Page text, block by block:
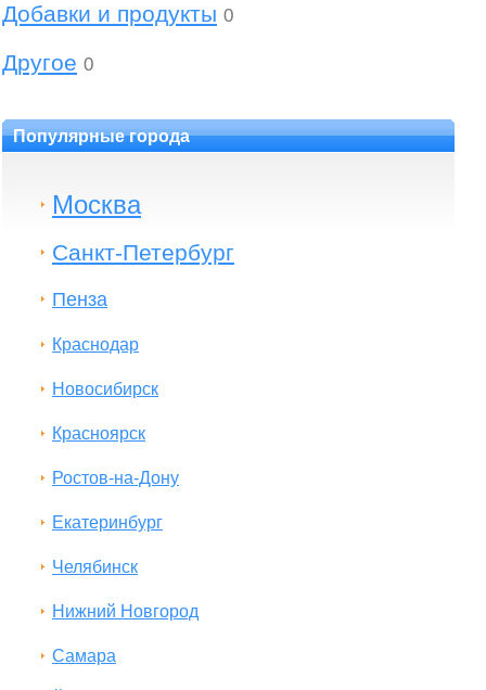
Добавки и продукты 0
Другое 0
Популярные города
Москва
Санкт-Петербург
Пенза
Краснодар
Новосибирск
Красноярск
Ростов-на-Дону
Екатеринбург
Челябинск
Нижний Новгород
Самара